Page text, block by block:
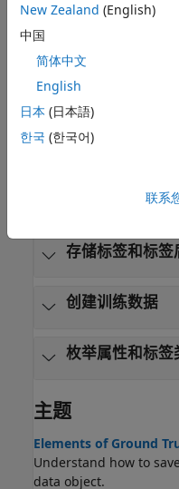
图像标注
器
为计算机
视频标注
函数
存储标签和标签
创建训练数据
枚举属性和标签
主题
Elements of Ground
Understand how to
data object.
New Zealand (English)
中国
简体中文
English
日本 (日本語)
한국 (한국어)
联系